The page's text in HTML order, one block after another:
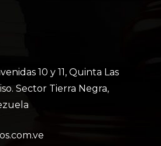
10 y 11, Quinta Las
Sector Tierra Negra,